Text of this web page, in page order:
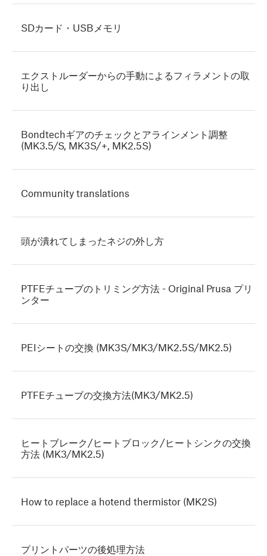
SDカード・USBメモリ
エクストルーダーからの手動によるフィラメントの取
り出し
Bondtechギアのチェックとアラインメント調整
(MK3.5/S, MK3S/+, MK2.5S)
Community translations
頭が潰れてしまったネジの外し方
PTFEチューブのトリミング方法 - Original Prusa プリ
ンター
PEIシートの交換 (MK3S/MK3/MK2.5S/MK2.5)
PTFEチューブの交換方法(MK3/MK2.5)
ヒートブレーク/ヒートブロック/ヒートシンクの交換
方法 (MK3/MK2.5)
How to replace a hotend thermistor (MK2S)
プリントパーツの後処理方法